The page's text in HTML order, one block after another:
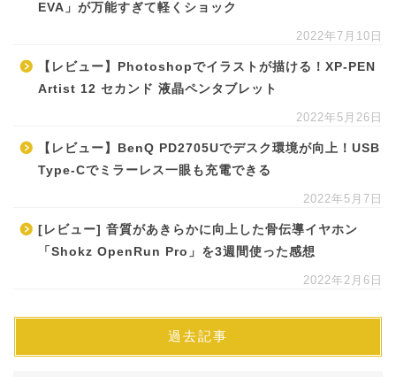
EVA」が万能すぎて軽くショック
2022年7月10日
【レビュー】Photoshopでイラストが描ける！XP-PEN
Artist 12 セカンド 液晶ペンタブレット
2022年5月26日
【レビュー】BenQ PD2705Uでデスク環境が向上！USB
Type-Cでミラーレス一眼も充電できる
2022年5月7日
[レビュー] 音質があきらかに向上した骨伝導イヤホン
「Shokz OpenRun Pro」を3週間使った感想
2022年2月6日
過去記事